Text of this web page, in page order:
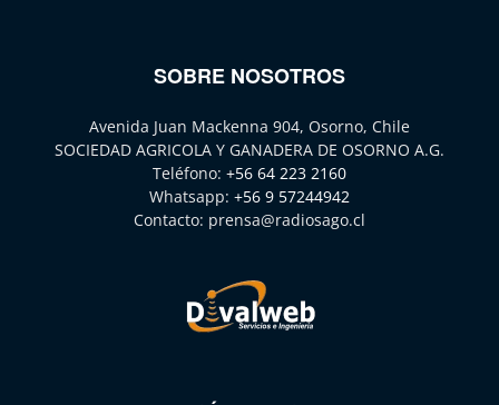
SOBRE NOSOTROS
Avenida Juan Mackenna 904, Osorno, Chile
SOCIEDAD AGRICOLA Y GANADERA DE OSORNO A.G.
Teléfono: +56 64 223 2160
Whatsapp: +56 9 57244942
Contacto: prensa@radiosago.cl